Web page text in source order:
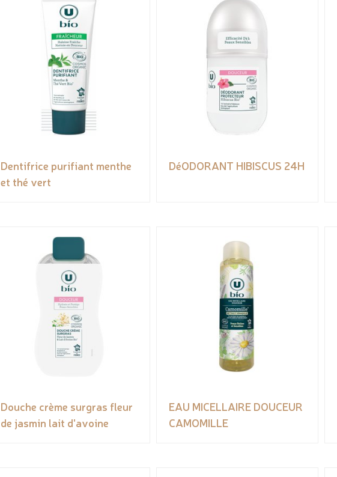
Dentifrice purifiant menthe
et thé vert
DéODORANT HIBISCUS 24H
Douche crème surgras fleur
de jasmin lait d'avoine
EAU MICELLAIRE DOUCEUR
CAMOMILLE